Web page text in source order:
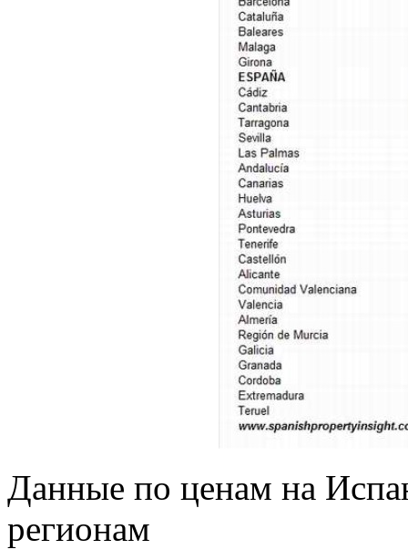
Данные по ценам на
регионам